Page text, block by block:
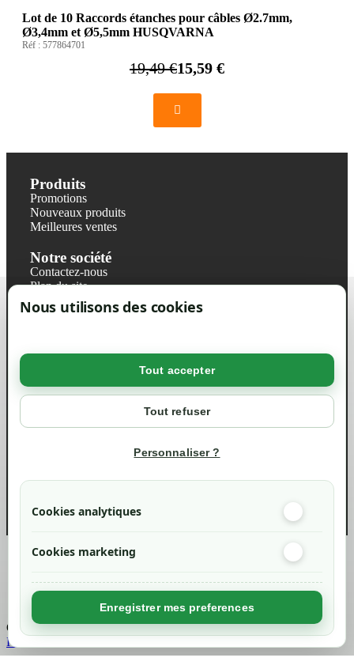
Nous utilisons des cookies
Tout accepter
Tout refuser
Personnaliser ?
Cookies analytiques
Cookies marketing
Enregistrer mes preferences
Lot de 10 Raccords étanches pour câbles Ø2.7mm,
Ø3,4mm et Ø5,5mm HUSQVARNA
Réf : 577864701
19,49 €15,59 €
Produits
Promotions
Nouveaux produits
Meilleures ventes
Notre société
Contactez-nous
Plan du site
Magasin
Mentions légales
Politique de confidentialité RGPD
Votre compte
info@green-tech-shop.com
Created byNageoconcept
Chargement...
Retour en haut